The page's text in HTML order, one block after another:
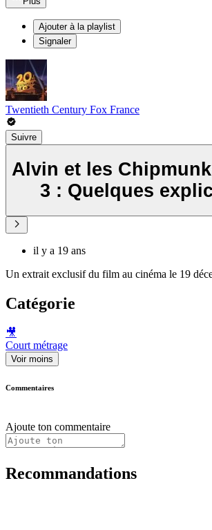
Ajouter à la playlist
Signaler
Twentieth Century Fox France
Suivre
Alvin et les
3 : Quelques
il y a 19 ans
Un extrait exclusif du film au cinéma le 19
Catégorie
🎥
Court métrage
Voir moins
Commentaires
Ajoute ton commentaire
Recommandations